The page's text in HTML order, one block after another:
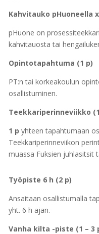
Kahvitauko pHuoneella
pHuone on
kahvitauosta tai
Opintotapahtuma (1 p)
PT:n tai korkeakoulun
osallistuminen.
Teekkariperinneviikko
1 pyhteen tapahtumaan
Teekkariperinneviikon
muassa Fuksien juhlasitsit
Työpiste 6 h (2 p)
Ansaitaan osallistumalla
yht. 6 h ajan.
Vanha kilta -piste (1 – 3